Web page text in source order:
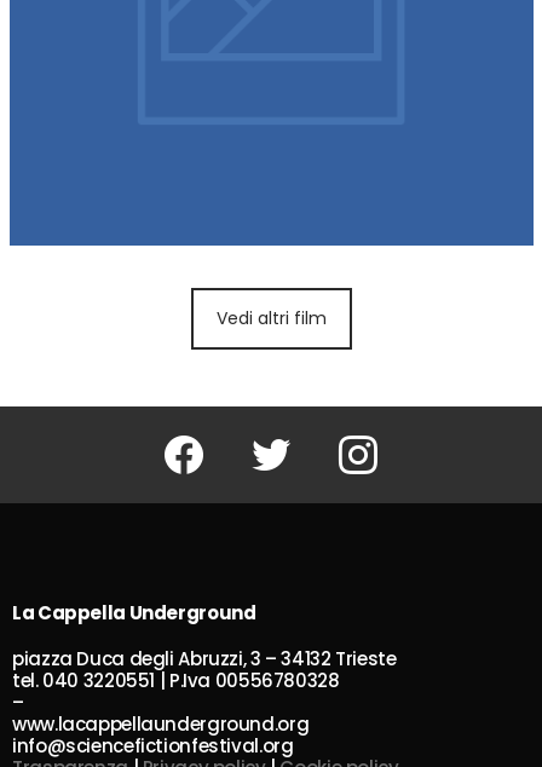
Vedi altri film
Facebook Twitter Instagram
La Cappella Underground
piazza Duca degli Abruzzi, 3 – 34132 Trieste
tel. 040 3220551 | P.Iva 00556780328
–
www.lacappellaunderground.org
info@sciencefictionfestival.org